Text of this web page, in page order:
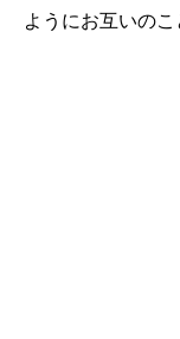
ようにお互いのこ